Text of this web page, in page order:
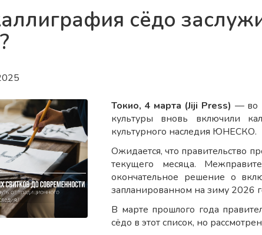
сёдо
Токио, 4 марта (Jiji Press) — во
культуры вновь включили
культурного наследия ЮНЕСКО.
Ожидается, что правительство
текущего месяца.
окончательное решение о
запланированном на зиму 2026
В марте прошлого года
сёдо в этот список, но